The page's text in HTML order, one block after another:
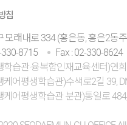
침
모래내로 334 (홍은동, 홍은2동
330-8715
Fax : 02-330-8624
학습관·융복합인재교육센터)연
케어평생학습관)수색로2길 39,
케어평생학습관 분관)통일로